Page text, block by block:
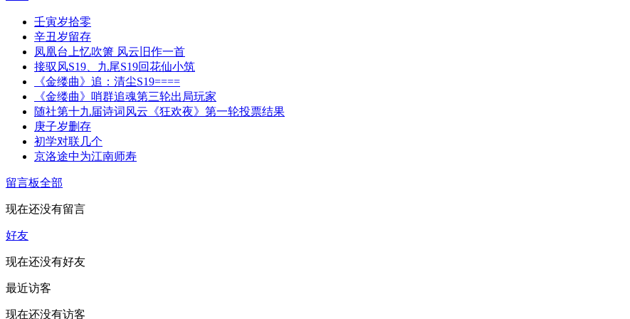
壬寅岁拾零
辛丑岁留存
凤凰台上忆吹箫 风云旧作一首
接驭风S19、九尾S19回花仙小筑
《金缕曲》追：清尘S19====
《金缕曲》哨群追魂第三轮出局玩家
随社第十九届诗词风云《狂欢夜》第一轮投票结果
庚子岁删存
初学对联几个
京洛途中为江南师寿
留言板全部
现在还没有留言
好友
现在还没有好友
最近访客
现在还没有访客